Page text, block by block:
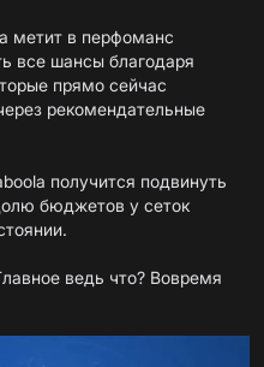
метит в перфоманс
все шансы благодаря
прямо сейчас
рекомендательные
получится подвинуть
бюджетов у сеток
ведь что? Вовремя